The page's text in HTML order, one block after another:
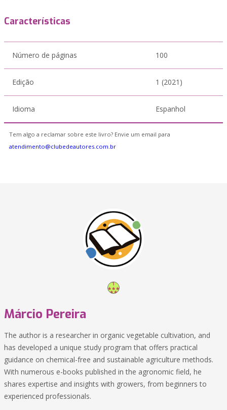
Características
Número de páginas 100
Edição 1 (2021)
Idioma Espanhol
Tem algo a reclamar sobre este livro? Envie um email para
atendimento@clubedeautores.com.br
Márcio Pereira
The author is a researcher in organic vegetable cultivation, and
has developed a unique study program that offers practical
guidance on chemical-free and sustainable agriculture methods.
With numerous e-books published in the agronomic field, he
shares expertise and insights with growers, from beginners to
experienced professionals.